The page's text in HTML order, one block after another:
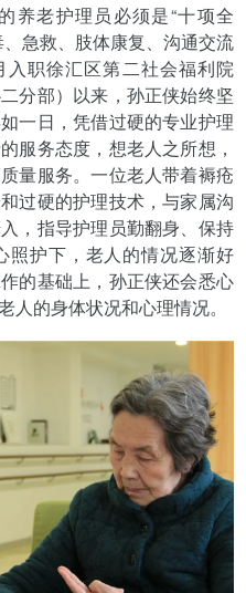
养老护理员必须是“十项全
急救、肢体康复、沟通交流
职徐汇区第二社会福利院
分部）以来，孙正侠始终坚
一日，凭借过硬的专业护理
服务态度，想老人之所想，
量服务。一位老人带着褥疮
过硬的护理技术，与家属沟
，指导护理员勤翻身、保持
照护下，老人的情况逐渐好
的基础上，孙正侠还会悉心
的身体状况和心理情况。